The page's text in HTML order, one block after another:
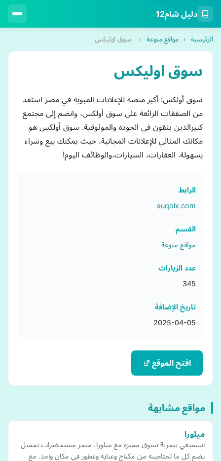
دليل شام12
الرئيسية › مواقع منوعة › سوق اوليكس
سوق اوليكس
سوق أولكس: أكبر منصة للإعلانات المبوبة في مصر استفد
من الصفقات الرائعة على سوق أولكس، وانضم إلى مجتمع
كبيرالذين يثقون في الجودة والموثوقية. سوق أولكس هو
مكانك المثالي للإعلانات المجانية، حيث يمكنك بيع وشراء
بسهولة. العقارات، السيارات،والوظائف اليوم!
الرابط
suqolx.com
القسم
مواقع منوعة
عدد الزيارات
345
تاريخ الإضافة
2025-04-05
افتح الموقع
مواقع مشابهة
ميلورا
استمتعي بتجربة تسوق مميزة مع ميلورا، متجر مستحضرات تجميل
يضم كل ما تحتاجينه من مكياج وعناية وعطور في مكان واحد. مع